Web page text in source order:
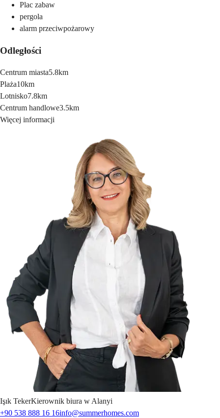
Plac zabaw
pergola
alarm przeciwpożarowy
Odległości
Centrum miasta5.8km
Plaża10km
Lotnisko7.8km
Centrum handlowe3.5km
Więcej informacji
Işık TekerKierownik biura w Alanyi
+90 538 888 16 16info@summerhomes.com